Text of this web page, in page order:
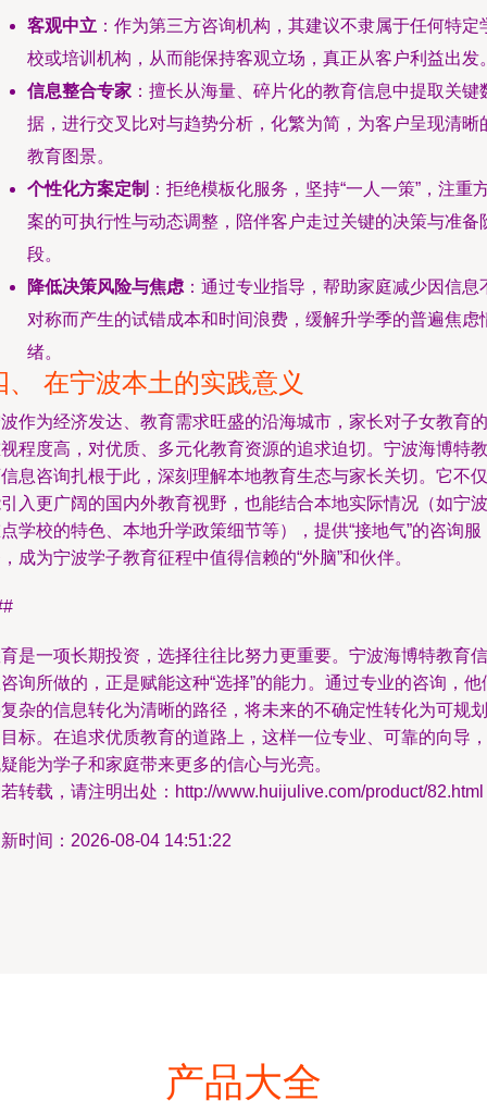
客观中立 ：作为第三方咨询机构，其建议不隶属于任何特定
校或培训机构，从而能保持客观立场，真正从客户利益出发
信息整合专家 ：擅长从海量、碎片化的教育信息中提取关键
据，进行交叉比对与趋势分析，化繁为简，为客户呈现清晰
教育图景。
个性化方案定制 ：拒绝模板化服务，坚持“一人一策”，注重
案的可执行性与动态调整，陪伴客户走过关键的决策与准备
段。
降低决策风险与焦虑 ：通过专业指导，帮助家庭减少因信息
对称而产生的试错成本和时间浪费，缓解升学季的普遍焦虑
绪。
、 在宁波本土的实践意义
作为经济发达、教育需求旺盛的沿海城市，家长对子女教育的
程度高，对优质、多元化教育资源的追求迫切。宁波海博特教
息咨询扎根于此，深刻理解本地教育生态与家长关切。它不仅
入更广阔的国内外教育视野，也能结合本地实际情况（如宁波
学校的特色、本地升学政策细节等），提供“接地气”的咨询服
成为宁波学子教育征程中值得信赖的“外脑”和伙伴。
是一项长期投资，选择往往比努力更重要。宁波海博特教育信
询所做的，正是赋能这种“选择”的能力。通过专业的咨询，他
杂的信息转化为清晰的路径，将未来的不确定性转化为可规划
标。在追求优质教育的道路上，这样一位专业、可靠的向导，
能为学子和家庭带来更多的信心与光亮。
转载，请注明出处：http://www.huijulive.com/product/82.html
时间：2026-08-04 14:51:22
产品大全